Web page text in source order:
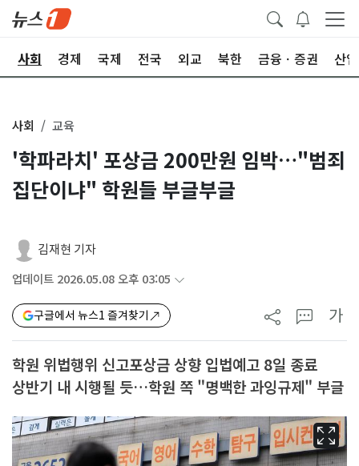
사회 경제 국제 전국 외교 북한 금융ㆍ증권 산업
사회 교육
'학파라치' 포상금 200만원 임박…"범죄
집단이냐" 학원들 부글부글
김재현 기자
업데이트 2026.05.08 오후 03:05
구글에서 뉴스1 즐겨찾기 가
학원 위법행위 신고포상금 상향 입법예고 8일 종료
상반기 내 시행될 듯…학원 쪽 "명백한 과잉규제" 부글